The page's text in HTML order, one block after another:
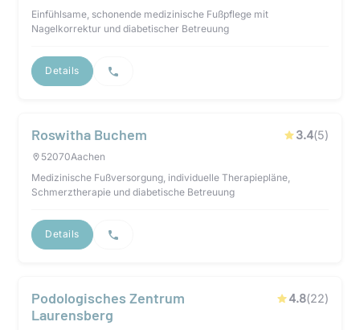
Einfühlsame, schonende medizinische Fußpflege mit
Nagelkorrektur und diabetischer Betreuung
Details
Roswitha Buchem 3.4(5)
52070Aachen
Medizinische Fußversorgung, individuelle Therapiepläne,
Schmerztherapie und diabetische Betreuung
Details
Podologisches Zentrum
Laurensberg
4.8(22)